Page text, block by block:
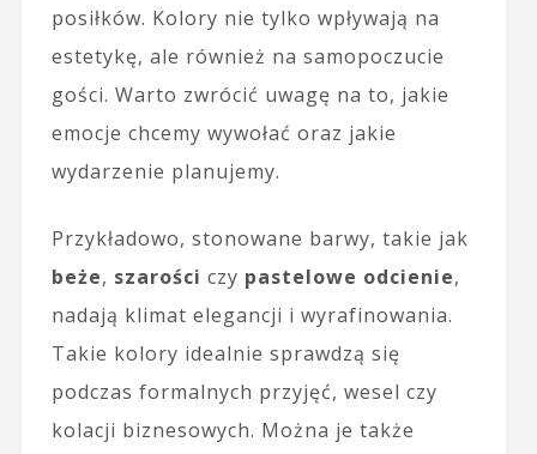
posiłków. Kolory nie tylko wpływają na
estetykę, ale również na samopoczucie
gości. Warto zwrócić uwagę na to, jakie
emocje chcemy wywołać oraz jakie
wydarzenie planujemy.
Przykładowo, stonowane barwy, takie jak
beże, szarości czy pastelowe odcienie,
nadają klimat elegancji i wyrafinowania.
Takie kolory idealnie sprawdzą się
podczas formalnych przyjęć, wesel czy
kolacji biznesowych. Można je także